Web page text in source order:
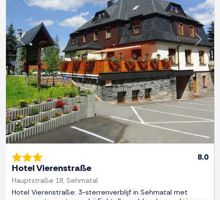
Previous Next
8.0
Hotel Vierenstraße
Hauptstraße 18, Sehmatal
Hotel Vierenstraße: 3-sterrenverblijf in Sehmatal met